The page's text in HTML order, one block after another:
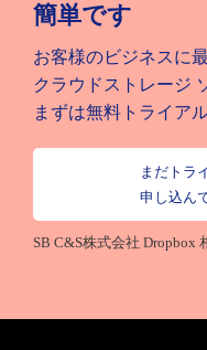
簡単です
お客様のビジネスに
クラウドストレージ
まずは無料トライア
まだトラ
申し込ん
SB C&S株式会社 Dropbox